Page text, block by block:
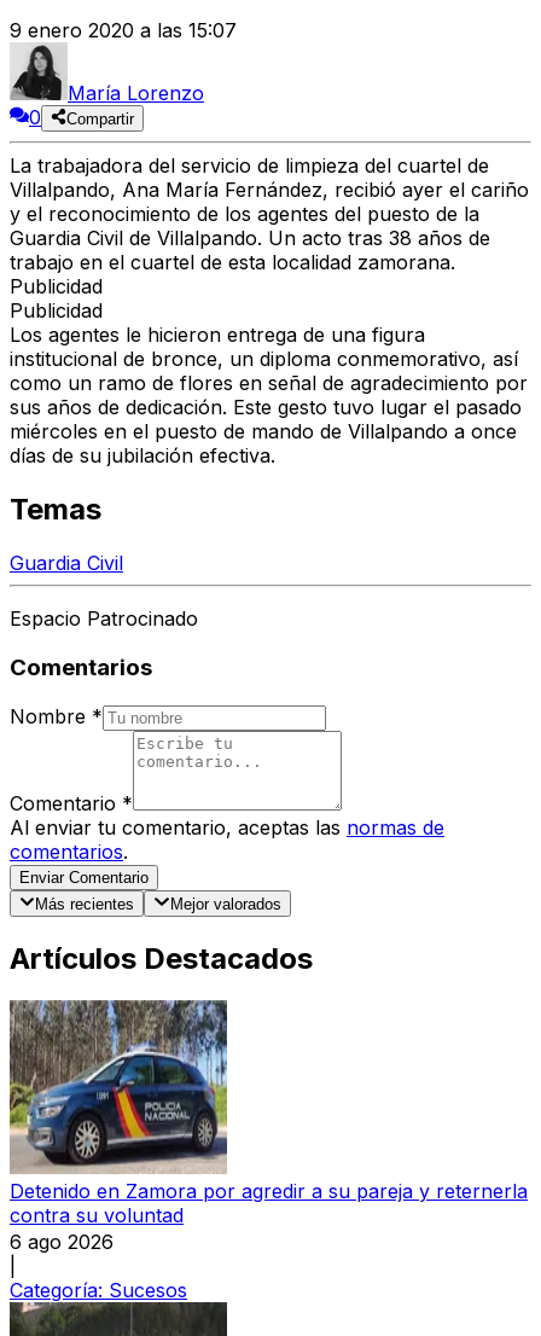
9 enero 2020 a las 15:07
María Lorenzo
0
Compartir
La trabajadora del servicio de limpieza del cuartel de
Villalpando, Ana María Fernández, recibió ayer el cariño
y el reconocimiento de los agentes del puesto de la
Guardia Civil de Villalpando. Un acto tras 38 años de
trabajo en el cuartel de esta localidad zamorana.
Publicidad
Publicidad
Los agentes le hicieron entrega de una figura
institucional de bronce, un diploma conmemorativo, así
como un ramo de flores en señal de agradecimiento por
sus años de dedicación. Este gesto tuvo lugar el pasado
miércoles en el puesto de mando de Villalpando a once
días de su jubilación efectiva.
Temas
Guardia Civil
Espacio Patrocinado
Comentarios
Nombre *
Comentario *
Al enviar tu comentario, aceptas las normas de
comentarios.
Enviar Comentario
Más recientes
Mejor valorados
Artículos Destacados
Detenido en Zamora por agredir a su pareja y reternerla
contra su voluntad
6 ago 2026
Categoría: Sucesos